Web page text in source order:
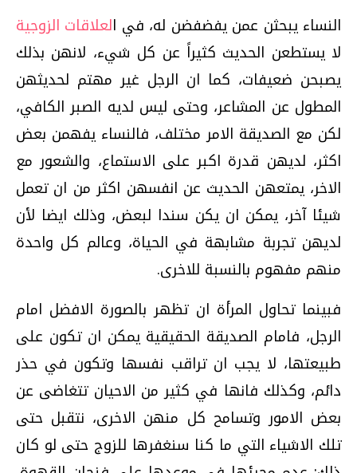
النساء يبحثن عمن يفضفضن له، في العلاقات الزوجية
لا يستطعن الحديث كثيراً عن كل شيء، لانهن بذلك
يصبحن ضعيفات، كما ان الرجل غير مهتم لحديثهن
المطول عن المشاعر، وحتى ليس لديه الصبر الكافي،
لكن مع الصديقة الامر مختلف، فالنساء يفهمن بعض
اكثر، لديهن قدرة اكبر على الاستماع، والشعور مع
الاخر، يمتعهن الحديث عن انفسهن اكثر من ان تعمل
شيئا آخر، يمكن ان يكن سندا لبعض، وذلك ايضا لأن
لديهن تجربة مشابهة في الحياة، وعالم كل واحدة
منهم مفهوم بالنسبة للاخرى.
فبينما تحاول المرأة ان تظهر بالصورة الافضل امام
الرجل، فامام الصديقة الحقيقية يمكن ان تكون على
طبيعتها، لا يجب ان تراقب نفسها وتكون في حذر
دائم، وكذلك فانها في كثير من الاحيان تتغاضى عن
بعض الامور وتسامح كل منهن الاخرى، نتقبل حتى
تلك الاشياء التي ما كنا سنغفرها للزوج حتى لو كان